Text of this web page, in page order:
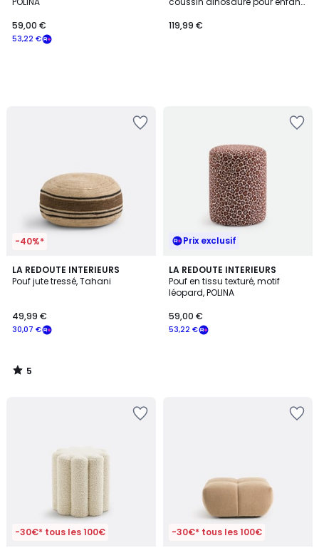
53,22 €
59,00 €
119,99 €
-40%*
LA REDOUTE INTERIEURS
Pouf jute tressé, Tahani
30,07 €
49,99 €
5
/
5
/
Prix exclusif
LA REDOUTE INTERIEURS
Pouf en tissu texturé, motif
léopard, POLINA
53,22 €
59,00 €
-30€* tous les 100€ -30€* tous les 100€